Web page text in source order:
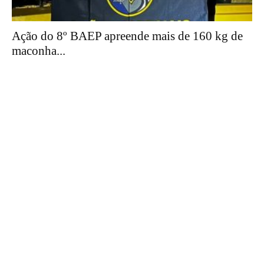
Ação do 8º BAEP apreende mais de 160 kg de
maconha...